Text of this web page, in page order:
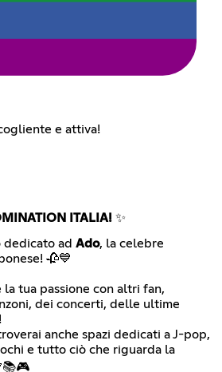
e attiva!
ITALIA! ✨
dedicato ad Ado, la celebre
🥀💙
tua passione con altri fan,
dei concerti, delle ultime
anche spazi dedicati a J-pop,
e tutto ciò che riguarda la